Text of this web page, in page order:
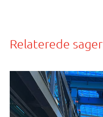
Relaterede sager